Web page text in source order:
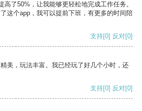
高了50%，让我能够更轻松地完成工作任务。
这个app，我可以提前下班，有更多的时间陪
支持[0] 反对[0]
美，玩法丰富。我已经玩了好几个小时，还
支持[0] 反对[0]